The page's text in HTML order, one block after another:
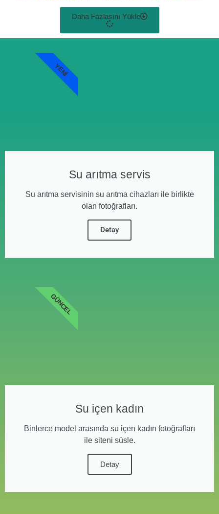
Daha Fazlasını Yükle
Su arıtma servis
Su arıtma servisinin su arıtma cihazları ile birlikte
olan fotoğrafları.
Detay
YENI
Su içen kadın
Binlerce model arasında su içen kadın fotoğrafları
ile siteni süsle.
Detay
GÜNCEL